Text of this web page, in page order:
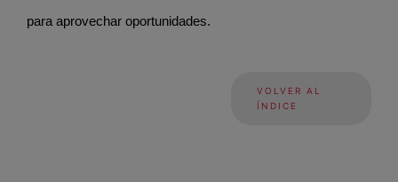
para aprovechar oportunidades.
VOLVER AL
ÍNDICE